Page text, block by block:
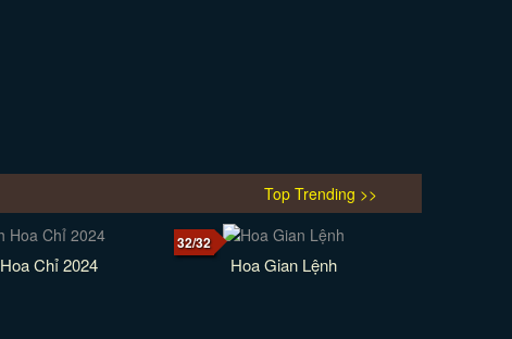
Top Trending >>
Chỉ 2024
32/32
Hoa Gian Lệnh